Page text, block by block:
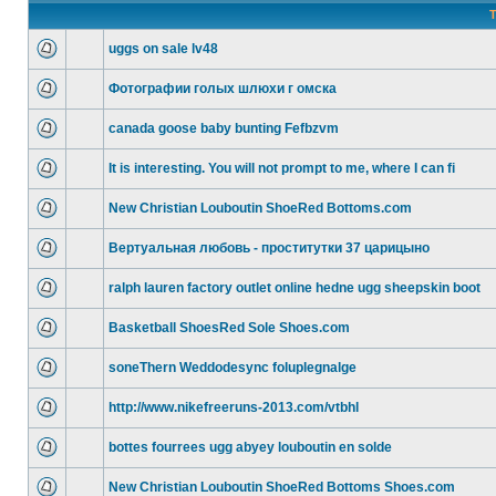
uggs on sale lv48
Фотографии голых шлюхи г омска
canada goose baby bunting Fefbzvm
It is interesting. You will not prompt to me, where I can fi
New Christian Louboutin ShoeRed Bottoms.com
Вертуальная любовь - проститутки 37 царицыно
ralph lauren factory outlet online hedne ugg sheepskin boot
Basketball ShoesRed Sole Shoes.com
soneThern Weddodesync foluplegnalge
http://www.nikefreeruns-2013.com/vtbhl
bottes fourrees ugg abyey louboutin en solde
New Christian Louboutin ShoeRed Bottoms Shoes.com